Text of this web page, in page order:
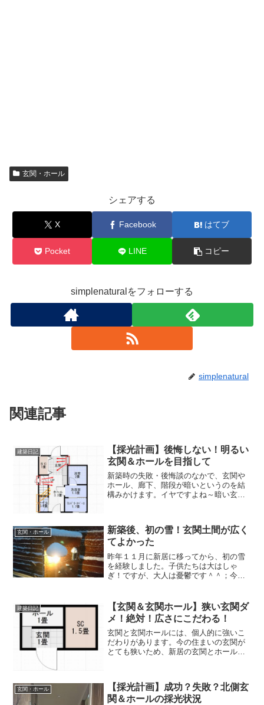
玄関・ホール
シェアする
X Facebook はてブ
Pocket LINE コピー
simplenaturalをフォローする
simplenatural
関連記事
建築日記
【採光計画】後悔しない！明るい
玄関＆ホールを目指して
新築時の失敗・後悔談のなかで、玄関や
ホール、廊下、階段が暗いというのを結
構みかけます。イヤですよね～暗い玄関
るい玄関最高！ということで、採光には
結構気を使いました。我が...
玄関・ホール
新築後、初の雪！玄関土間が広く
てよかった
昨年１１月に新居に移ってから、初の雪
を経験しました。子供たちは大はしゃ
ぎ！ですが、大人は憂鬱です＾＾；今日
前中に切り上げてしまおうと思っていま
したが正解でした。帰宅ラッ...
建築日記
【玄関＆玄関ホール】狭い玄関ダ
メ！絶対！広さにこだわる！
玄関と玄関ホールには、個人的に強いこ
だわりがあります。今の住まいの玄関が
とても狭いため、新居の玄関とホールは
ペースを少しでも広くしたいと拘るあま
り、玄関やホールのスペー...
玄関・ホール
【採光計画】成功？失敗？北側玄
関＆ホールの採光状況